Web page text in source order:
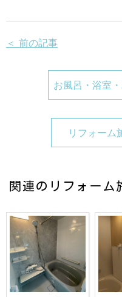
＜ 前の記事
お風呂・浴室
リフォーム
関連のリフォーム